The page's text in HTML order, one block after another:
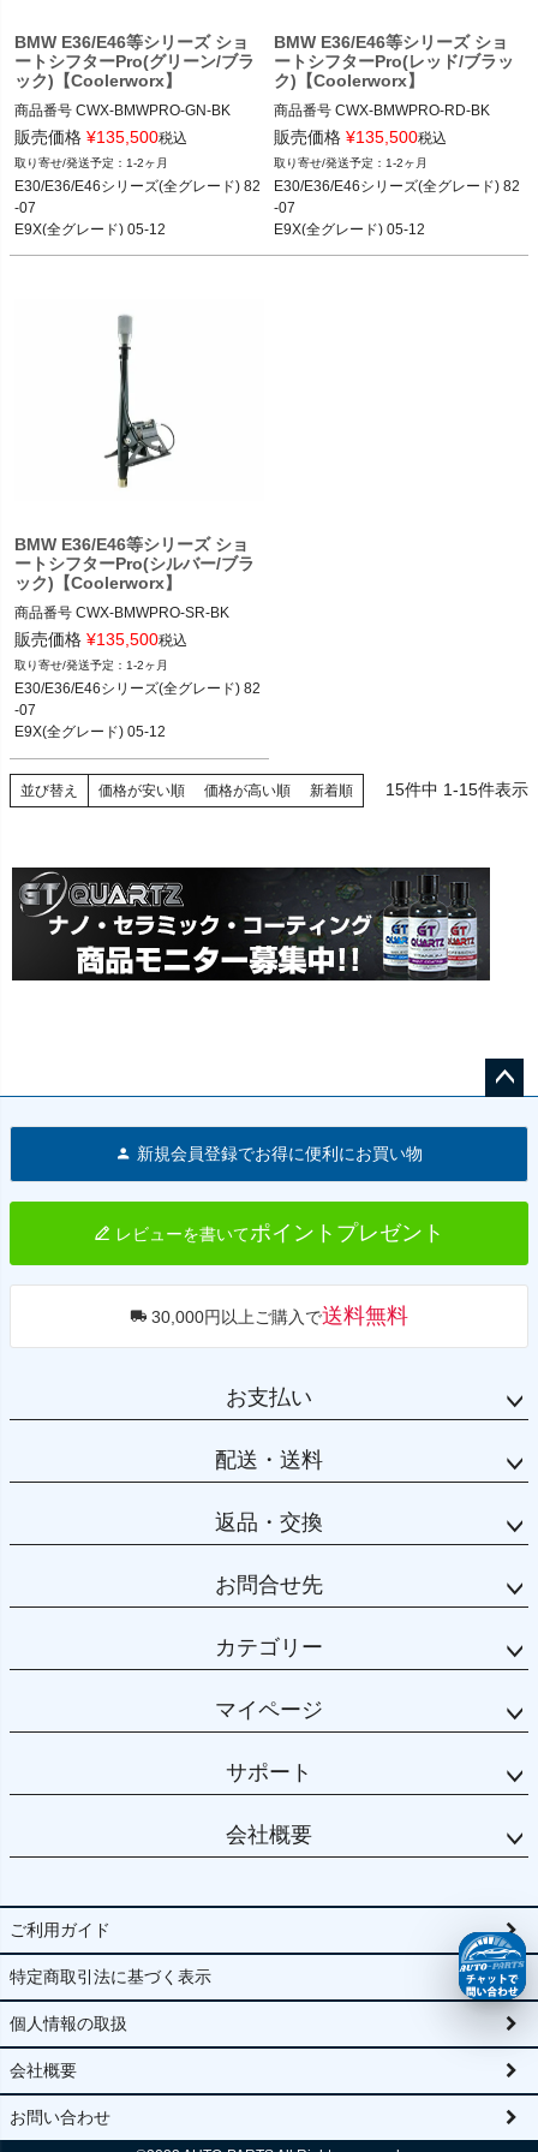
BMW E36/E46等シリーズ ショ
ートシフターPro(グリーン/ブラ
ック)【Coolerworx】
商品番号 CWX-BMWPRO-GN-BK
販売価格 ¥135,500税込
1-2ヶ月
E30/E36/E46シリーズ(全グレード) 82
-07
E9X(全グレード) 05-12
BMW E36/E46等シリーズ ショ
ートシフターPro(レッド/ブラッ
ク)【Coolerworx】
商品番号 CWX-BMWPRO-RD-BK
販売価格 ¥135,500税込
1-2ヶ月
E30/E36/E46シリーズ(全グレード) 82
-07
E9X(全グレード) 05-12
BMW E36/E46等シリーズ ショ
ートシフターPro(シルバー/ブラ
ック)【Coolerworx】
商品番号 CWX-BMWPRO-SR-BK
CWX-BMWPRO-SR-BK
販売価格 ¥135,500税込
1-2ヶ月
E30/E36/E46シリーズ(全グレード) 82
-07
E9X(全グレード) 05-12
並び替え 価格が安い順 価格が高い順 新着順 15件中 1-15件表示
へ
新規会員登録でお得に便利にお買い物
レビューを書いてポイントプレゼント
30,000円以上ご購入で送料無料
お支払い
配送・送料
返品・交換
お問合せ先
カテゴリー
マイページ
サポート
会社概要
ご利用ガイド
特定商取引法に基づく表示
個人情報の取扱
会社概要
お問い合わせ